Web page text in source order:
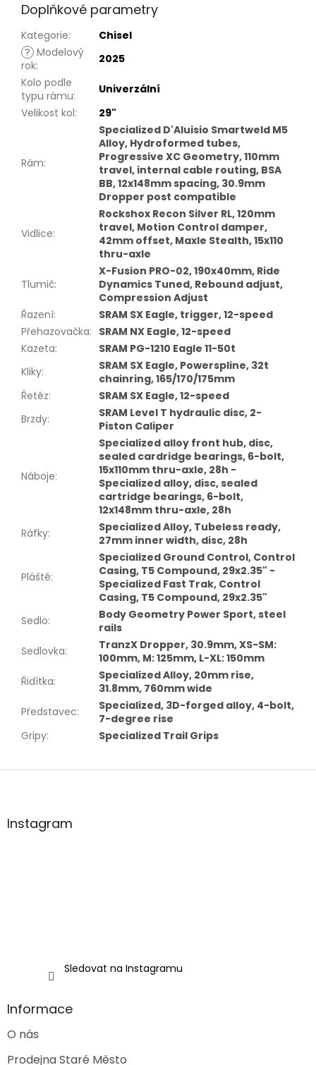
Doplňkové parametry
Kategorie:
Chisel
? Modelový
rok:
2025
Kolo podle
typu rámu:
Univerzální
Velikost kol: 29"
Rám:
Specialized D'Aluisio Smartweld M5
Alloy, Hydroformed tubes,
Progressive XC Geometry, 110mm
travel, internal cable routing, BSA
BB, 12x148mm spacing, 30.9mm
Dropper post compatible
Vidlice:
Rockshox Recon Silver RL, 120mm
travel, Motion Control damper,
42mm offset, Maxle Stealth, 15x110
thru-axle
Tlumič:
X-Fusion PRO-02, 190x40mm, Ride
Dynamics Tuned, Rebound adjust,
Compression Adjust
Řazení:
SRAM SX Eagle, trigger, 12-speed
Přehazovačka: SRAM NX Eagle, 12-speed
Kazeta:
SRAM PG-1210 Eagle 11-50t
Kliky:
SRAM SX Eagle, Powerspline, 32t
chainring, 165/170/175mm
Řetěz:
SRAM SX Eagle, 12-speed
Brzdy:
SRAM Level T hydraulic disc, 2-
Piston Caliper
Náboje:
Specialized alloy front hub, disc,
sealed cardridge bearings, 6-bolt,
15x110mm thru-axle, 28h -
Specialized alloy, disc, sealed
cartridge bearings, 6-bolt,
12x148mm thru-axle, 28h
Ráfky:
Specialized Alloy, Tubeless ready,
27mm inner width, disc, 28h
Pláště:
Specialized Ground Control, Control
Casing, T5 Compound, 29x2.35" -
Specialized Fast Trak, Control
Casing, T5 Compound, 29x2.35"
Sedlo:
Body Geometry Power Sport, steel
rails
Sedlovka:
TranzX Dropper, 30.9mm, XS-SM:
100mm, M: 125mm, L-XL: 150mm
Řidítka:
Specialized Alloy, 20mm rise,
31.8mm, 760mm wide
Představec:
Specialized, 3D-forged alloy, 4-bolt,
7-degree rise
Gripy: Specialized Trail Grips
Z
aInstagram
Sledovat na Instagramu
Informace
O nás
Prodejna Staré Město